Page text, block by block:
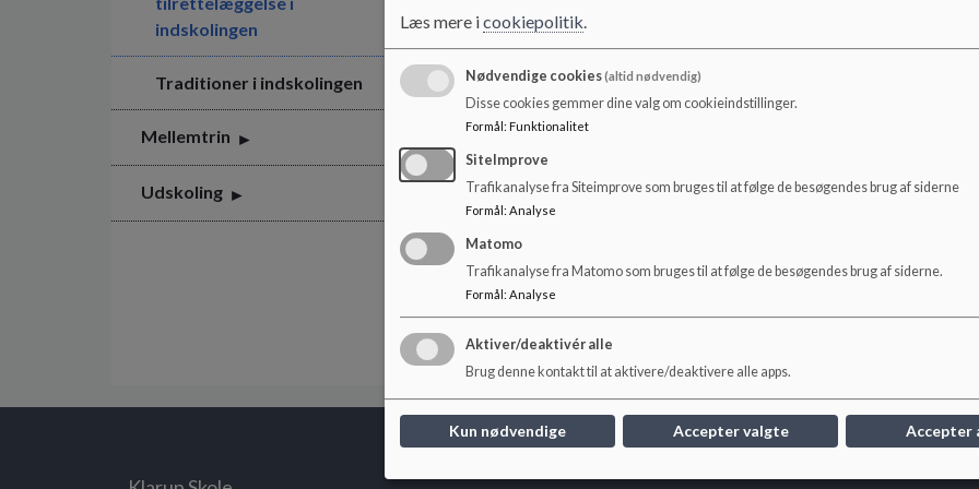
indskolingen
Traditioner i indskolingen
Mellemtrin
Udskoling
indskolingen
Hver mandag, onsdag og fredag startes der med
I undervisningen lægges der vægt på at have en fast
og en oversigt over både dagen og lektionens program.
ansvaret for det faglige, men de suppleres i flere
undervisningen og det sociale i klassen. Pædagogerne
fra DUS-tiden.
Læs mere icookiepolitik.
Nødvendige cookies(altid nødvendig)
Disse cookies gemmer dine valg om cookieindstillinger.
Formål : Funktionalitet
SiteImprove
Trafikanalyse fra Siteimprove som bruges til at følge de besøgendes brug af siderne
Formål : Analyse
Matomo
Trafikanalyse fra Matomo som bruges til at følge de besøgendes brug af siderne.
Formål: Analyse
Aktiver/deaktivér alle
Brug denne kontakt til at aktivere/deaktivere alle apps.
Kun nødvendige Accepter valgte Accepter